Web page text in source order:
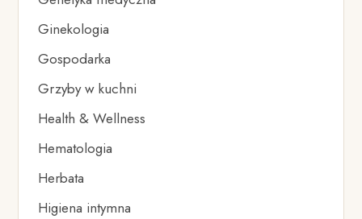
Ginekologia
Gospodarka
Grzyby w kuchni
Health & Wellness
Hematologia
Herbata
Higiena intymna